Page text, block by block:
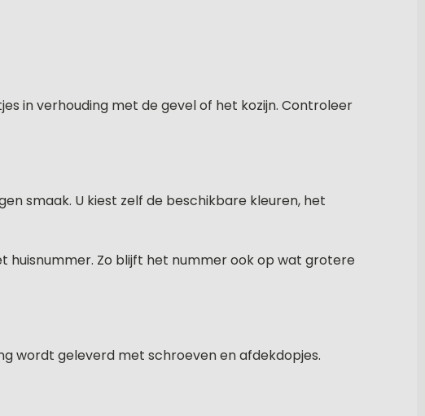
in verhouding met de gevel of het kozijn. Controleer
smaak. U kiest zelf de beschikbare kleuren, het
huisnummer. Zo blijft het nummer ook op wat grotere
wordt geleverd met schroeven en afdekdopjes.